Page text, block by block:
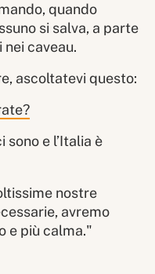
quando
si salva, a parte
caveau.
ascoltatevi questo:
sono e l’Italia è
nostre
avremo
e più calma."